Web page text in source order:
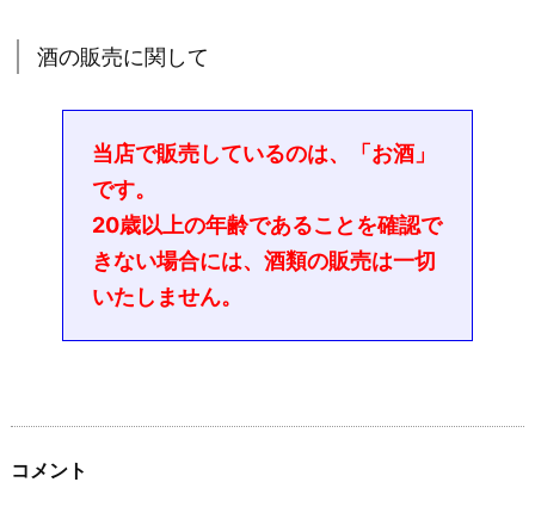
酒の販売に関して
当店で販売しているのは、「お酒」
です。
20歳以上の年齢であることを確認で
きない場合には、酒類の販売は一切
いたしません。
コメント